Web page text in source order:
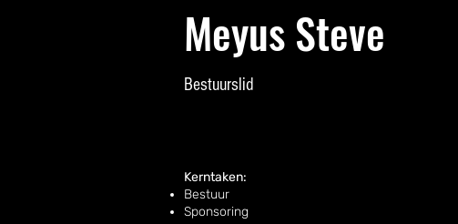
Meyus Steve
Bestuurslid
Kerntaken:
Bestuur
Sponsoring